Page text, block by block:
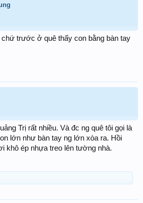
trước ở quê thấy con bằng bàn tay
Trị rất nhiều. Và đc ng quê tôi gọi là
lớn như bàn tay ng lớn xòa ra. Hồi
khô ép nhựa treo lên tường nhà.